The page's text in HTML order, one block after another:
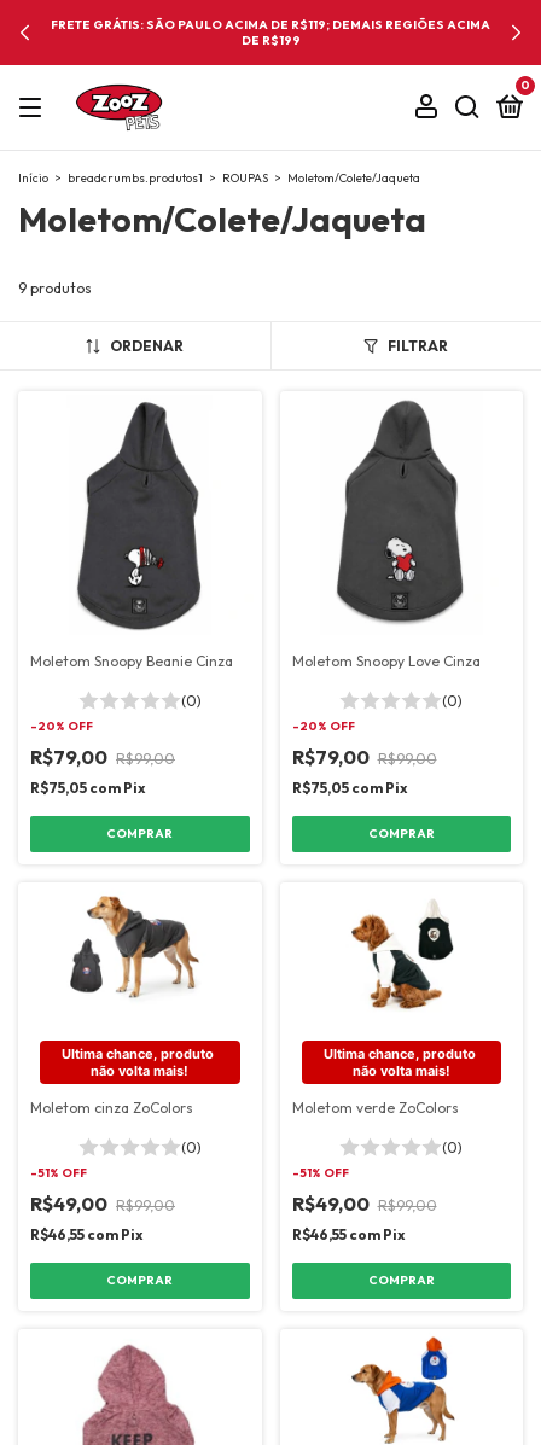
FRETE GRÁTIS: SÃO PAULO ACIMA DE R$119; DEMAIS REGIÕES ACIMA
DE R$199
0
Início > breadcrumbs.produtos1 > ROUPAS > Moletom/Colete/Jaqueta
Moletom/Colete/Jaqueta
9 produtos
ORDENAR FILTRAR
Moletom Snoopy Beanie Cinza
(0)
-20% OFF
R$79,00 R$99,00
R$75,05 com Pix
COMPRAR
Moletom Snoopy Love Cinza
(0)
-20% OFF
R$79,00 R$99,00
R$75,05 com Pix
COMPRAR
Ultima chance, produto
não volta mais!
Moletom cinza ZoColors
(0)
-51% OFF
R$49,00 R$99,00
R$46,55 com Pix
COMPRAR
Ultima chance, produto
não volta mais!
Moletom verde ZoColors
(0)
-51% OFF
R$49,00 R$99,00
R$46,55 com Pix
COMPRAR